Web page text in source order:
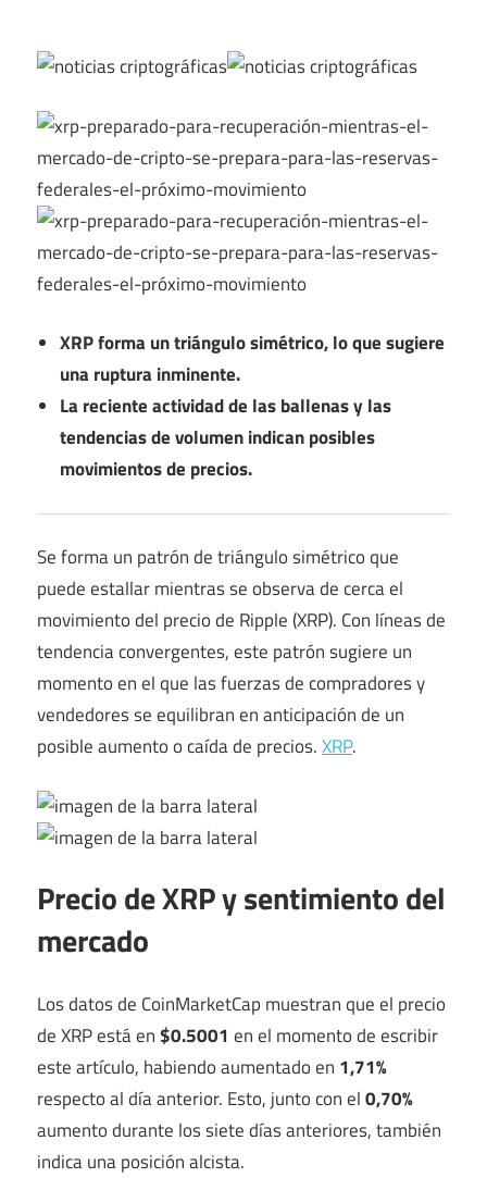
XRP forma un triángulo simétrico, lo que sugiere
una ruptura inminente.
La reciente actividad de las ballenas y las
tendencias de volumen indican posibles
movimientos de precios.
Se forma un patrón de triángulo simétrico que
puede estallar mientras se observa de cerca el
movimiento del precio de Ripple (XRP). Con líneas de
tendencia convergentes, este patrón sugiere un
momento en el que las fuerzas de compradores y
vendedores se equilibran en anticipación de un
posible aumento o caída de precios.XRP.
Precio de XRP y sentimiento del
mercado
Los datos de CoinMarketCap muestran que el precio
de XRP está en $0.5001 en el momento de escribir
este artículo, habiendo aumentado en 1,71%
respecto al día anterior. Esto, junto con el0,70%
aumento durante los siete días anteriores, también
indica una posición alcista.